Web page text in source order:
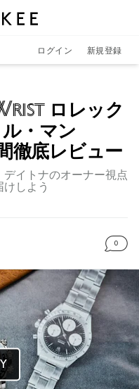
ログイン 新規登録
ロレック
・マン
徹底レビュー
イトナのオーナー視点
しよう
0